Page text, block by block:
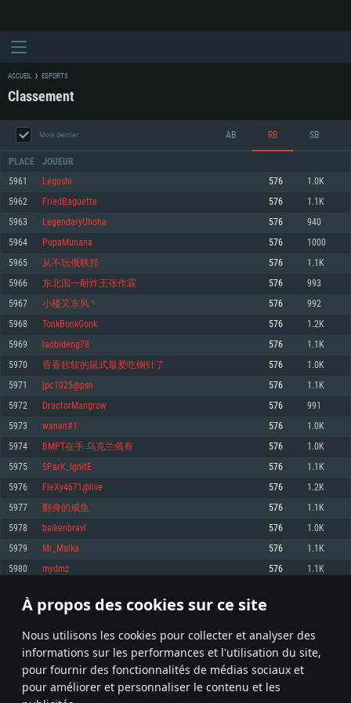
À propos des cookies sur ce site
Nous utilisons les cookies pour collecter et analyser des
informations sur les performances et l'utilisation du site,
pour fournir des fonctionnalités de médias sociaux et
pour améliorer et personnaliser le contenu et les
CONFIGURATION SYSTÈME REQUISE
Minimum
OS: Windows 10 (64 bit)
Processeur: Dual-Core 2.2 GHz
Mémoire: 4 GB
Carte graphique supportant DirectX 11: AMD Radeon 77XX / NVIDIA
GeForce GTX 660. La résolution minimale supportée par le jeu est de 720p
Connection: Connexion Internet à haut débit
Disque dur: 23.1 Go (client minimal)
Recommandée
1060 et plus, Radeon RX 570 et plus.
Disque dur: 75.9 Go (client complet)
Minimum
OS: Mac OS Big Sur 11.0 ou plus récent
Processeur: Core i5, minimum 2.2GHz (Les processeurs Intel Xeon ne sont
pas supportés)
Mémoire: 6 GB
Carte graphique: Intel Iris Pro 5200 (Mac), ou analogue AMD/Nvidia. La
résolution minimale supportée par le jeu est de 720p.
Connection: Connexion Internet à haut débit
Disque dur: 62,2 Go (client minimal)
Recommandée
OS: Mac OS Big Sur 11.0 ou plus récent
Processeur: Core i7 (Les processeurs Intel Xeon ne sont pas supportés)
Mémoire: 8 GB
Carte graphique: Radeon Vega II ou plus avec support de Metal
Disque dur: 62,2 Go (client complet)
Minimum
OS: Les configurations Linux 64 bits les plus modernes
Processeur: Dual-Core 2.4 GHz
Mémoire: 4 GB
Carte graphique: NVIDIA 660 avec les derniers drivers (moins de 6 mois) /
de même pour AMD (La résolution minimale supportée par le jeu est de
720p)
Connection: Connexion Internet à haut débit
Disque dur: 62,2 Go (client minimal)
Recommandée
OS: Ubuntu 20.04 64bit
Processeur: Intel Core i7
Mémoire: 8 GB
Carte graphique: NVIDIA 1060 avec les derniers drivers (moins de 6 mois) /
6 mois et supportant Vulkan
Connection: Connexion Internet à haut débit
Disque dur: 60,2 Go (client complet)
ACCUEIL ESPORTS
Classement
Mois dernier AB RB SB
PLACE JOUEUR
5961 Lеgoshi 576 1.0K
5962 FriedBaguette 576 1.1K
5963 LegendaryUhoha 576 940
5964 PupaMunana 576 1000
5965 从不玩俄联邦 576 1.1K
5966 东北国一耐炸王张作霖 576 993
5967 小楼又东风丶 576 992
5968 TonkBonkGonk 576 1.2K
5969 laobideng78 576 1.1K
5970 香香软软的鼠式最爱吃钢针了 576 1.0K
5971 jpc1025@psn 576 1.1K
5972 DractorMangrow 576 991
5973 wanan#1 576 1.0K
5974 BMPT在手 乌克兰俄有 576 1.0K
5975 SParK_IgnitE 576 1.1K
5976 FleXy4671@live 576 1.2K
5977 翻身的咸鱼 576 1.1K
5978 baikenbravl 576 1.0K
5979 Mr_Malka 576 1.1K
5980 mydmz 576 1.1K
* Classement mis à jour quotidiennement
298 299 300 399